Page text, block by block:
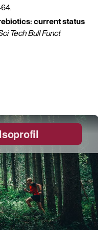
current status
Tech Bull Funct